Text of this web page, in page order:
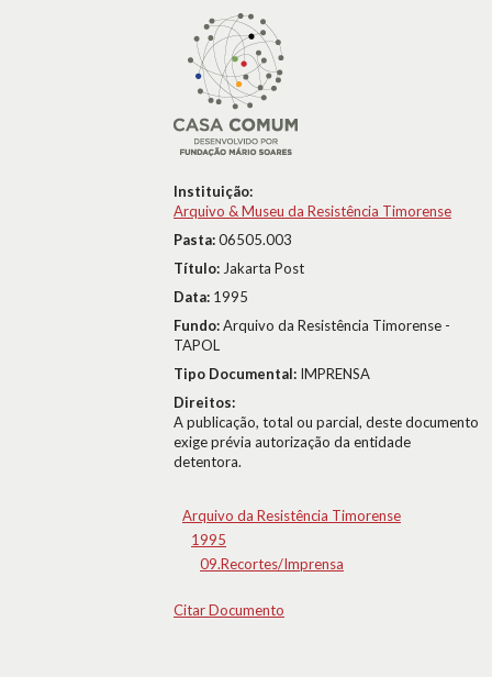
Instituição:
Arquivo & Museu da Resistência Timorense
Pasta:06505.003
Título: Jakarta Post
Data: 1995
Fundo:Arquivo da Resistência Timorense -
TAPOL
Tipo Documental: IMPRENSA
Direitos:
A publicação, total ou parcial, deste documento
exige prévia autorização da entidade
detentora.
Arquivo da Resistência Timorense
1995
09.Recortes/Imprensa
Citar Documento